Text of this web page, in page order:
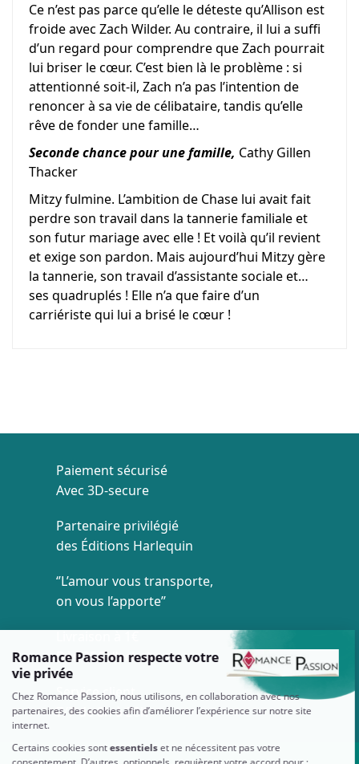
Ce n’est pas parce qu’elle le déteste qu’Allison est
froide avec Zach Wilder. Au contraire, il lui a suffi
d’un regard pour comprendre que Zach pourrait
lui briser le cœur. C’est bien là le problème : si
attentionné soit-il, Zach n’a pas l’intention de
renoncer à sa vie de célibataire, tandis qu’elle
rêve de fonder une famille…
Seconde chance pour une famille, Cathy Gillen
Thacker
Mitzy fulmine. L’ambition de Chase lui avait fait
perdre son travail dans la tannerie familiale et
son futur mariage avec elle ! Et voilà qu’il revient
et exige son pardon. Mais aujourd’hui Mitzy gère
la tannerie, son travail d’assistante sociale et…
ses quadruplés ! Elle n’a que faire d’un
carriériste qui lui a brisé le cœur !
Paiement sécurisé
Avec 3D-secure
Partenaire privilégié
des Éditions Harlequin
‘’L’amour vous transporte,
on vous l’apporte’’
Dès 35€ d'achat
Service client
7/7 de 8h à 20h